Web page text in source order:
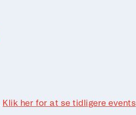
Klik her for at se tidligere events